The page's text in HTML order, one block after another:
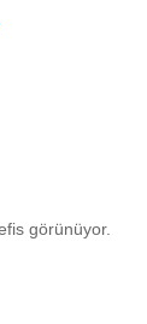
görünüyor.